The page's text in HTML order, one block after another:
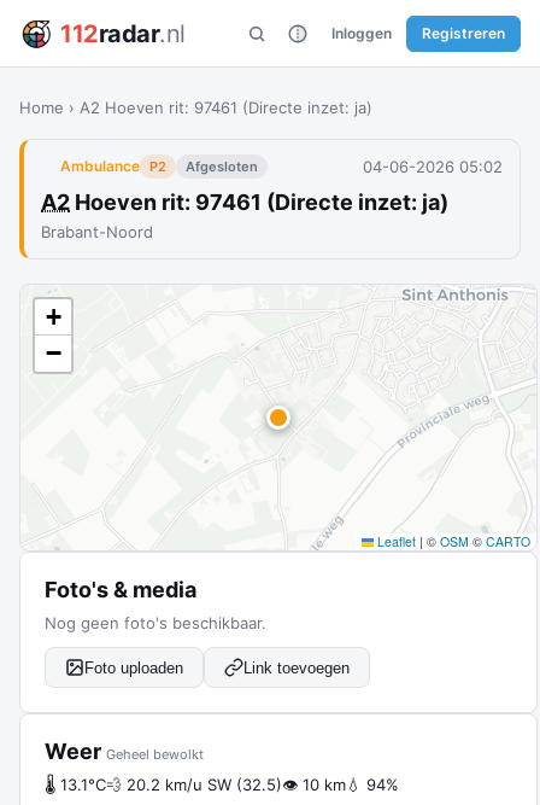
112radar.nl Inloggen Registreren
Home › A2 Hoeven rit: 97461 (Directe inzet: ja)
Ambulance P2 Afgesloten 04-06-2026 05:02
A2 Hoeven rit: 97461 (Directe inzet: ja)
Brabant-Noord
+
−
Leaflet | © OSM © CARTO
Foto's & media
Nog geen foto's beschikbaar.
Foto uploaden Link toevoegen
Weer Geheel bewolkt
🌡 13.1°C💨 20.2 km/u SW (32.5)👁 10 km💧 94%